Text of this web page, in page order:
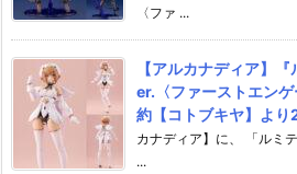
〈ファ ...
【アルカナディア】
er.〈ファーストエン
約【コトブキヤ】よ
カナディア】に、 「ルミ
...